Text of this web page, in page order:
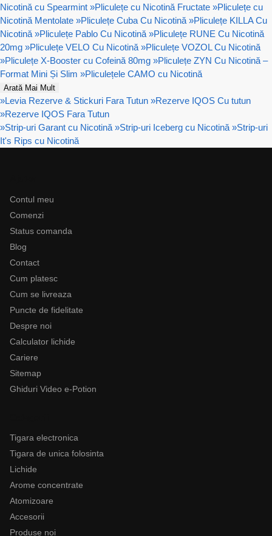
Nicotină cu Spearmint »Pliculețe cu Nicotină Fructate »Pliculețe cu
Nicotină Mentolate »Pliculețe Cuba Cu Nicotină »Pliculețe KILLA Cu
Nicotină »Pliculețe Pablo Cu Nicotină »Pliculețe RUNE Cu Nicotină
20mg »Pliculețe VELO Cu Nicotină »Pliculețe VOZOL Cu Nicotină
»Pliculețe X-Booster cu Cofeină 80mg »Pliculețe ZYN Cu Nicotină –
Format Mini Și Slim »Pliculețele CAMO cu Nicotină
Arată Mai Mult
»Levia Rezerve & Stickuri Fara Tutun »Rezerve IQOS Cu tutun
»Rezerve IQOS Fara Tutun
»Strip-uri Garant cu Nicotină »Strip-uri Iceberg cu Nicotină »Strip-uri
It's Rips cu Nicotină
Contul meu
Comenzi
Status comanda
Blog
Contact
Cum platesc
Cum se livreaza
Puncte de fidelitate
Despre noi
Calculator lichide
Cariere
Sitemap
Ghiduri Video e-Potion
Tigara electronica
Tigara de unica folosinta
Lichide
Arome concentrate
Atomizoare
Accesorii
Produse noi